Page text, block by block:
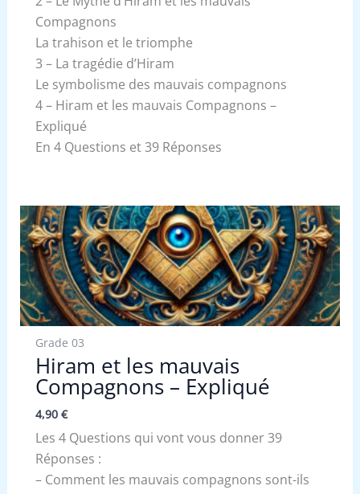
Compagnons
La trahison et le triomphe
3 – La tragédie d’Hiram
Le symbolisme des mauvais compagnons
4 – Hiram et les mauvais Compagnons –
Expliqué
En 4 Questions et 39 Réponses
Grade 03
Hiram et les mauvais
Compagnons – Expliqué
4,90 €
Les 4 Questions qui vont vous donner 39
Réponses :
– Comment les mauvais compagnons sont-ils